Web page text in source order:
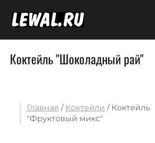
Коктейль "Шоколадный рай"
Главная / Коктейли / Коктейль
"Фруктовый микс"